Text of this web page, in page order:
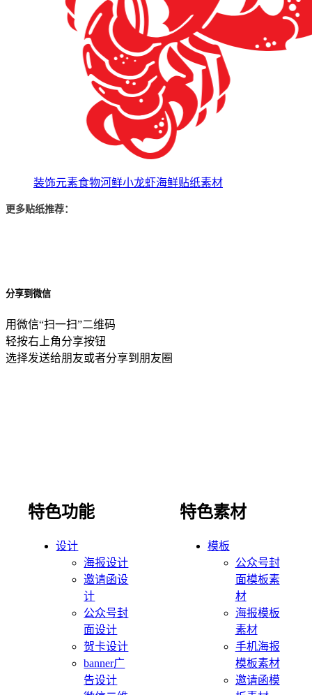
装饰元素食物河鲜小龙虾海鲜贴纸素材
更多贴纸推荐：
分享到微信
用微信“扫一扫”二维码
轻按右上角分享按钮
选择发送给朋友或者分享到朋友圈
特色功能
设计
海报设计
邀请函设
计
公众号封
面设计
贺卡设计
banner广
告设计
特色素材
模板
公众号封
面模板素
材
海报模板
素材
手机海报
模板素材
邀请函模